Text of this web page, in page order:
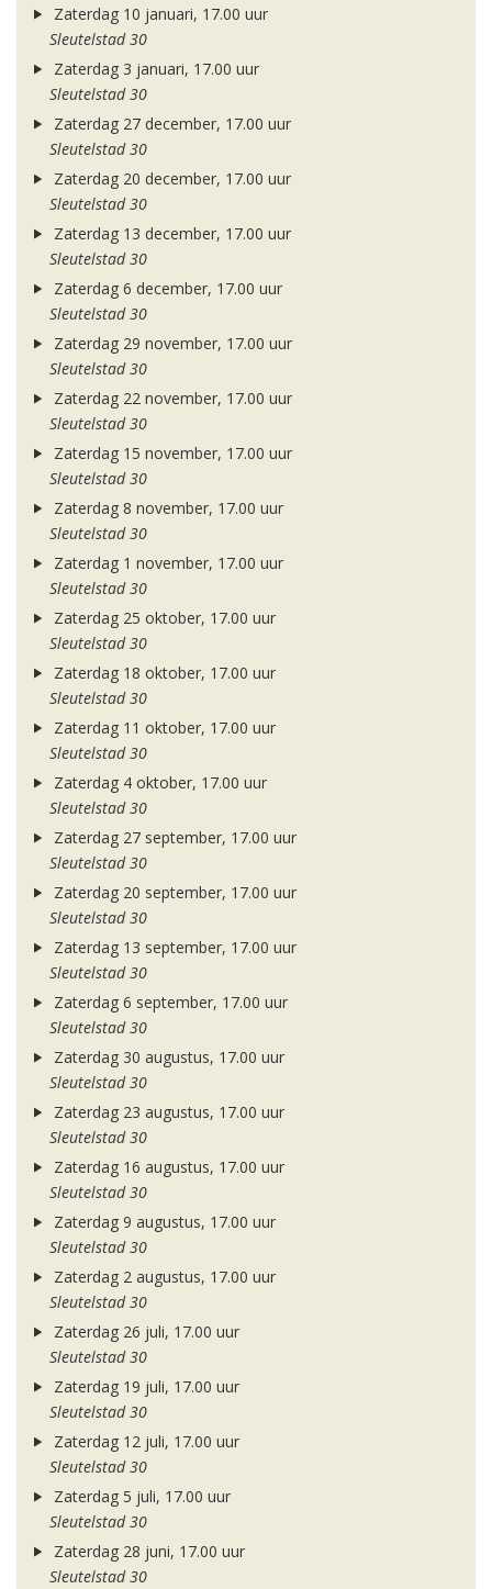
Zaterdag 10 januari, 17.00 uur
Sleutelstad 30
Zaterdag 3 januari, 17.00 uur
Sleutelstad 30
Zaterdag 27 december, 17.00 uur
Sleutelstad 30
Zaterdag 20 december, 17.00 uur
Sleutelstad 30
Zaterdag 13 december, 17.00 uur
Sleutelstad 30
Zaterdag 6 december, 17.00 uur
Sleutelstad 30
Zaterdag 29 november, 17.00 uur
Sleutelstad 30
Zaterdag 22 november, 17.00 uur
Sleutelstad 30
Zaterdag 15 november, 17.00 uur
Sleutelstad 30
Zaterdag 8 november, 17.00 uur
Sleutelstad 30
Zaterdag 1 november, 17.00 uur
Sleutelstad 30
Zaterdag 25 oktober, 17.00 uur
Sleutelstad 30
Zaterdag 18 oktober, 17.00 uur
Sleutelstad 30
Zaterdag 11 oktober, 17.00 uur
Sleutelstad 30
Zaterdag 4 oktober, 17.00 uur
Sleutelstad 30
Zaterdag 27 september, 17.00 uur
Sleutelstad 30
Zaterdag 20 september, 17.00 uur
Sleutelstad 30
Zaterdag 13 september, 17.00 uur
Sleutelstad 30
Zaterdag 6 september, 17.00 uur
Sleutelstad 30
Zaterdag 30 augustus, 17.00 uur
Sleutelstad 30
Zaterdag 23 augustus, 17.00 uur
Sleutelstad 30
Zaterdag 16 augustus, 17.00 uur
Sleutelstad 30
Zaterdag 9 augustus, 17.00 uur
Sleutelstad 30
Zaterdag 2 augustus, 17.00 uur
Sleutelstad 30
Zaterdag 26 juli, 17.00 uur
Sleutelstad 30
Zaterdag 19 juli, 17.00 uur
Sleutelstad 30
Zaterdag 12 juli, 17.00 uur
Sleutelstad 30
Zaterdag 5 juli, 17.00 uur
Sleutelstad 30
Zaterdag 28 juni, 17.00 uur
Sleutelstad 30